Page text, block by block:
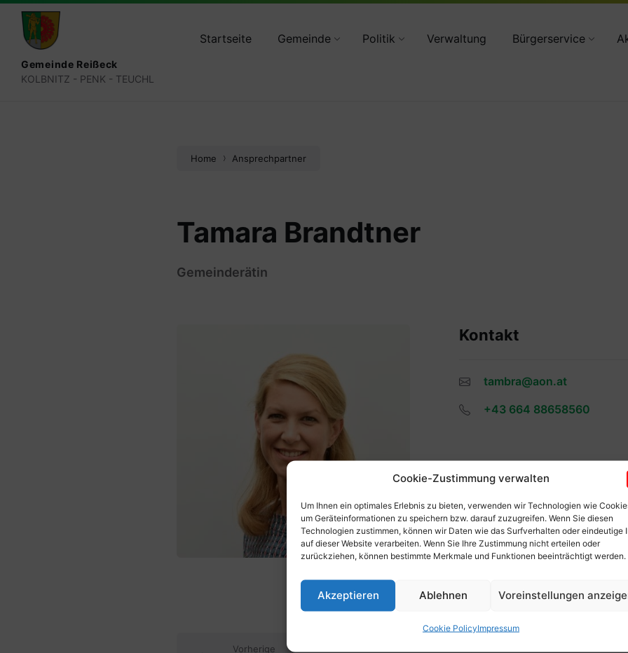
Cookie-Zustimmung verwalten
Um Ihnen ein optimales Erlebnis zu bieten, verwenden wir Technologien wie
um Geräteinformationen zu speichern bzw. darauf zuzugreifen. Wenn Sie diesen
Technologien zustimmen, können wir Daten wie das Surfverhalten oder eindeutige
auf dieser Website verarbeiten. Wenn Sie Ihre Zustimmung nicht erteilen oder
zurückziehen, können bestimmte Merkmale und Funktionen beeinträchtigt werden.
Akzeptieren Ablehnen Voreinstellungen
Cookie PolicyImpressum
Skip
content
Skip
main
navigation
Skip
footer
reisseck@ktn.gde.at
Gemeinde Reißeck
KOLBNITZ - PENK - TEUCHL
Startseite Gemeinde Politik Verwaltung Bürgerservice
Home Ansprechpartner
Tamara Brandtner
Gemeinderätin
Kontakt
tambra@aon.at
+43 664 88658560
Vorherige